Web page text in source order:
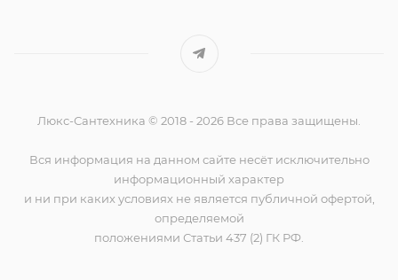
Люкс-Сантехника © 2018 - 2026 Все права защищены.
Вся информация на данном сайте несёт исключительно
информационный характер
и ни при каких условиях не является публичной офертой,
определяемой
положениями Статьи 437 (2) ГК РФ.